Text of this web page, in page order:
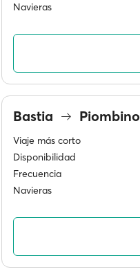
Navieras
Bastia Piombino
Viaje más corto
Disponibilidad
Frecuencia
Navieras